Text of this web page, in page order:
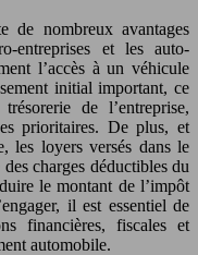
de nombreux avantages
entreprises et les auto-
l’accès à un véhicule
initial important, ce
de l’entreprise,
prioritaires. De plus, et
les loyers versés dans le
charges déductibles du
le montant de l’impôt
il est essentiel de
financières, fiscales et
automobile.